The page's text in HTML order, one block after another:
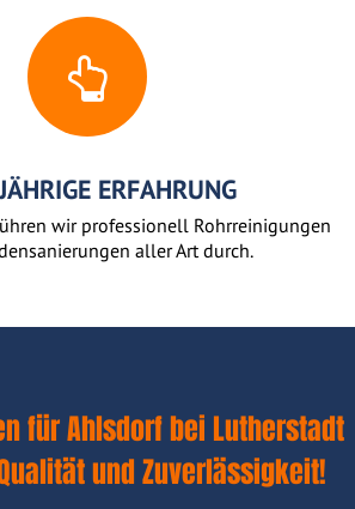
ERFAHRUNG
wir professionell Rohrreinigungen
aller Art durch.
für Ahlsdorf bei Lutherstadt
und Zuverlässigkeit!